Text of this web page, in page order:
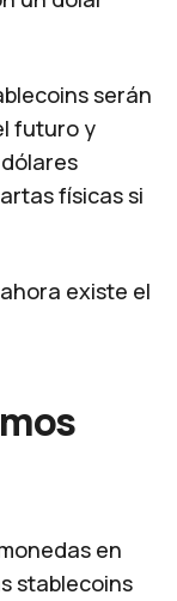
serán
futuro y
físicas si
existe el
en
stablecoins